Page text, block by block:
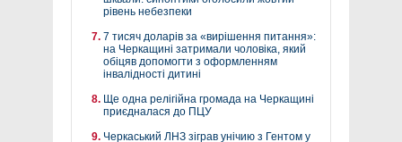
рівень небезпеки
7 тисяч доларів за «вирішення питання»:
на Черкащині затримали чоловіка, який
обіцяв допомогти з оформленням
інвалідності дитині
Ще одна релігійна громада на Черкащині
приєдналася до ПЦУ
Черкаський ЛНЗ зіграв унічию з Гентом у